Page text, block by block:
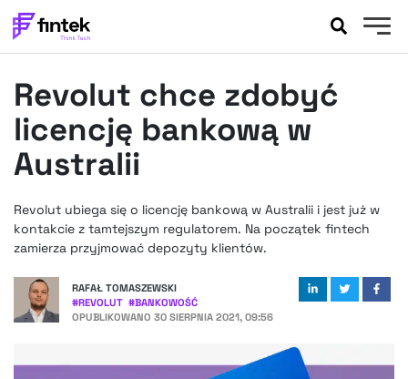
BANKOWOŚĆ
EVENTY
FELIETONY
WYWIADY
PODCASTY
FINTEKEXTRA
OKIEM EKSPERTA
Revolut chce zdobyć
licencję bankową w
Australii
Revolut ubiega się o licencję bankową w Australii i jest już w
kontakcie z tamtejszym regulatorem. Na początek fintech
zamierza przyjmować depozyty klientów.
RAFAŁ TOMASZEWSKI
#REVOLUT #BANKOWOŚĆ
OPUBLIKOWANO 30 SIERPNIA 2021, 09:56